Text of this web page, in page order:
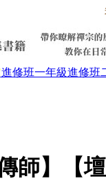
進修班一年級進修班
師】【